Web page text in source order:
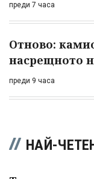
преди 7 часа
Отново:
насрещното
преди 9 часа
НАЙ-